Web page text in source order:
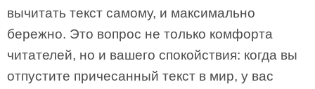
вычитать текст самому, и максимально
бережно. Это вопрос не только комфорта
читателей, но и вашего спокойствия: когда вы
отпустите причесанный текст в мир, у вас